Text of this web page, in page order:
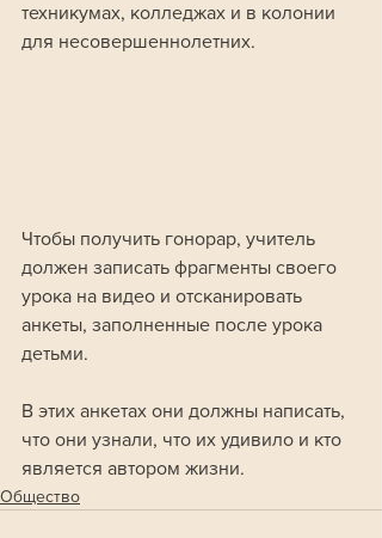
техникумах, колледжах и в колонии
для несовершеннолетних.
Чтобы получить гонорар, учитель
должен записать фрагменты своего
урока на видео и отсканировать
анкеты, заполненные после урока
детьми.
В этих анкетах они должны написать,
что они узнали, что их удивило и кто
является автором жизни.
Общество